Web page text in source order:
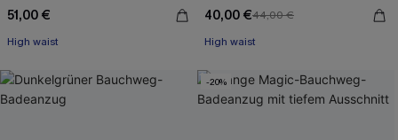
51,00 €
High waist
40,00 €44,00 €
High waist
-20%